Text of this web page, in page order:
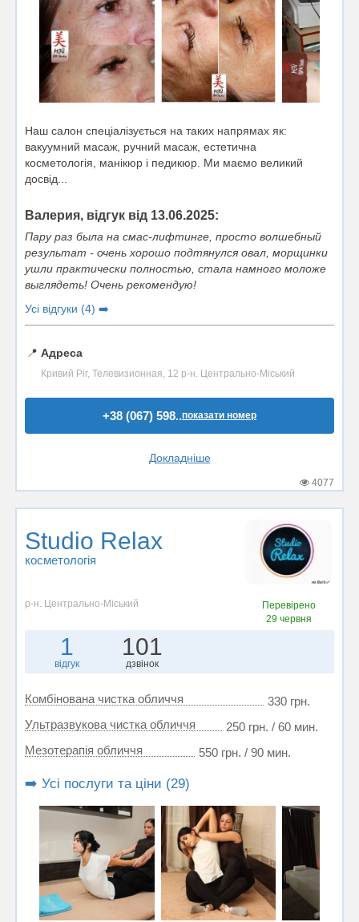
Наш салон спеціалізується на таких напрямах як:
вакуумний масаж, ручний масаж, естетична
косметологія, манікюр і педикюр. Ми маємо великий
досвід...
Валерия, відгук від 13.06.2025:
Пару раз была на смас-лифтинге, просто волшебный
результат - очень хорошо подтянулся овал, морщинки
ушли практически полностью, стала намного моложе
выглядеть! Очень рекомендую!
Усі відгуки (4) ➡️
📍 Адреса
Кривий Ріг, Телевизионная, 12 р-н. Центрально-Міський
+38 (067) 598..показати номер
Докладніше
4077
Studio Relax
косметологія
р-н. Центрально-Міський
Перевірено
29 червня
1
відгук
101
дзвінок
Комбінована чистка обличчя
330 грн.
Ультразвукова чистка обличчя
250 грн. / 60 мин.
Мезотерапія обличчя
550 грн. / 90 мин.
➡️ Усі послуги та ціни (29)